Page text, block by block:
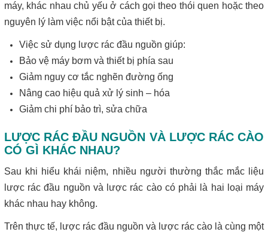
máy, khác nhau chủ yếu ở cách gọi theo thói quen hoặc theo
nguyên lý làm việc nổi bật của thiết bị.
Việc sử dụng lược rác đầu nguồn giúp:
Bảo vệ máy bơm và thiết bị phía sau
Giảm nguy cơ tắc nghẽn đường ống
Nâng cao hiệu quả xử lý sinh – hóa
Giảm chi phí bảo trì, sửa chữa
LƯỢC RÁC ĐẦU NGUỒN VÀ LƯỢC RÁC CÀO
CÓ GÌ KHÁC NHAU?
Sau khi hiểu khái niệm, nhiều người thường thắc mắc liệu
lược rác đầu nguồn và lược rác cào có phải là hai loại máy
khác nhau hay không.
Trên thực tế, lược rác đầu nguồn và lược rác cào là cùng một